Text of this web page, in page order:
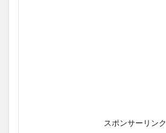
スポンサーリンク